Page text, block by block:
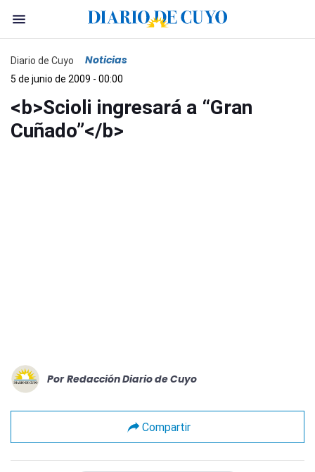
Diario de Cuyo Noticias
5 de junio de 2009 - 00:00
<b>Scioli ingresará a “Gran
Cuñado”</b>
Por Redacción Diario de Cuyo
Compartir